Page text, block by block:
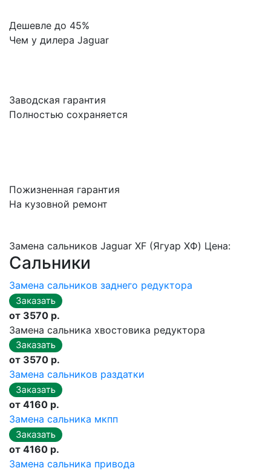
Дешевле до 45%
Чем у дилера Jaguar
Заводская гарантия
Полностью сохраняется
Пожизненная гарантия
На кузовной ремонт
Замена сальников Jaguar XF (Ягуар ХФ) Цена:
Сальники
Замена сальников заднего редуктора
от 3570 р.
Замена сальника хвостовика редуктора
от 3570 р.
Замена сальников раздатки
от 4160 р.
Замена сальника мкпп
от 4160 р.
Замена сальника привода